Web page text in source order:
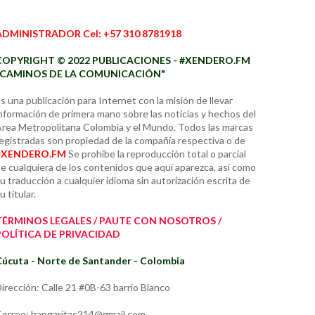
Cel: +57 310 8781918
© 2022 PUBLICACIONES - #XENDERO.FM
DE LA COMUNICACIÓN"
una publicación para Internet con la misión de llevar
de primera mano sobre las noticias y hechos del
Metropolitana Colombia y el Mundo. Todos las marcas
son propiedad de la compañía respectiva o de
Se prohíbe la reproducción total o parcial
cualquiera de los contenidos que aquí aparezca, así como
traducción a cualquier idioma sin autorización escrita de
titular.
LEGALES / PAUTE CON NOSOTROS /
DE PRIVACIDAD
- Norte de Santander - Colombia
Calle 21 #0B-63 barrio Blanco